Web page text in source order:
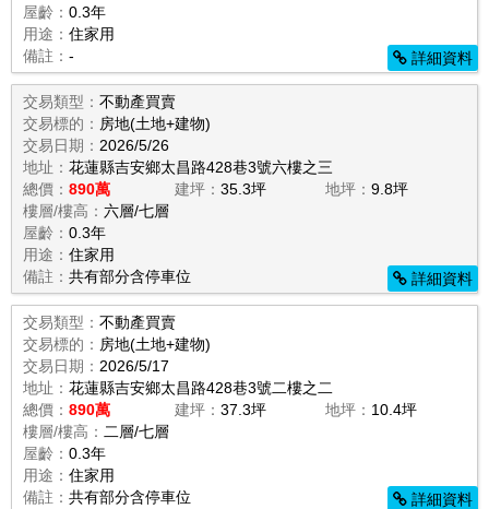
屋齡： 0.3年
用途： 住家用
備註： - 詳細資料
交易類型： 不動產買賣
交易標的： 房地(土地+建物)
交易日期： 2026/5/26
地址： 花蓮縣吉安鄉太昌路428巷3號六樓之三
總價： 890萬 建坪： 35.3坪 地坪：9.8坪
樓層/樓高： 六層/七層
屋齡： 0.3年
用途： 住家用
備註： 共有部分含停車位 詳細資料
交易類型： 不動產買賣
交易標的： 房地(土地+建物)
交易日期： 2026/5/17
地址： 花蓮縣吉安鄉太昌路428巷3號二樓之二
總價： 890萬 建坪： 37.3坪 地坪： 10.4坪
樓層/樓高： 二層/七層
屋齡： 0.3年
用途： 住家用
備註： 共有部分含停車位 詳細資料